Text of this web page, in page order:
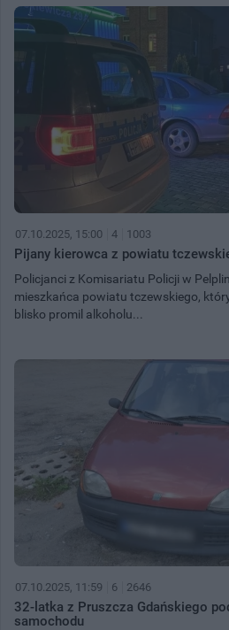
07.10.2025, 15:00 4 1003
Pijany kierowca z powiatu
Policjanci z Komisariatu Policji w
mieszkańca powiatu tczewskiego,
blisko promil alkoholu...
07.10.2025, 11:59 6 2646
32-latka z Pruszcza Gdańskiego
samochodu